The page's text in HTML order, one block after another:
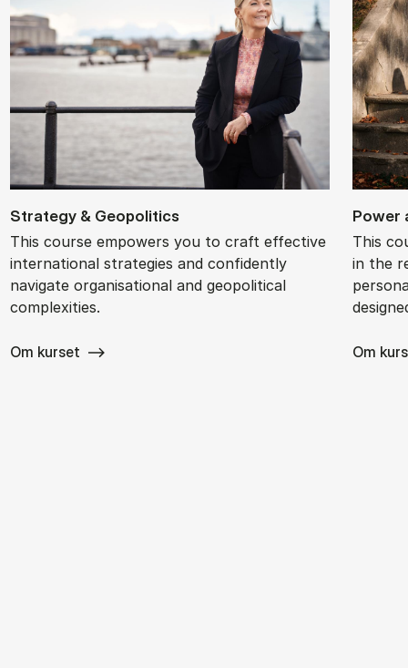
Strategy & Geo­pol­it­ics
This course empowers you to craft effective
international strategies and confidently
navigate organisational and geopolitical
complexities.
Om kurset
Power
This
in the
Om